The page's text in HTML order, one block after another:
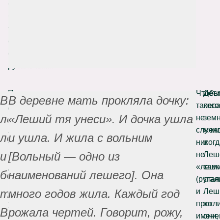
Образ
то
схож
с
В
лесу
леший
и
боровухи-
те.
Вот
По
другим
преданиям,
—
обычные
которых
Леший
увел,
заставил
В деревне мать прокляла дочку:
«Леший тя унеси». И дочка ушла
и ушла. И жила с вольним
[Вольный — одно из
наименований лешего]. Она
много годов жила. Каждый год
рожала чертей. Говорит, рожу,
Чтобы
такого
не
не
и
Дети
и
но
они,